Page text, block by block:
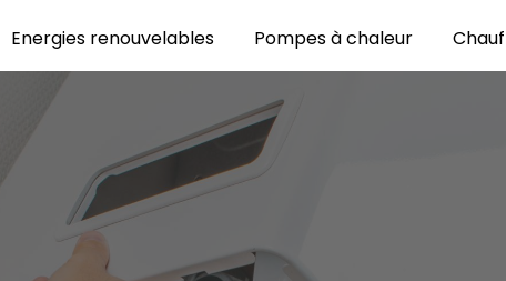
Energies renouvelables Pompes à chaleur